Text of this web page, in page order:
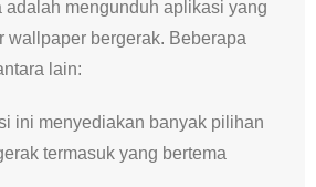
adalah mengunduh aplikasi yang
wallpaper bergerak. Beberapa
lain:
ini menyediakan banyak pilihan
termasuk yang bertema